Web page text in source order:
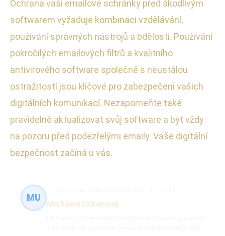
Ochrana vaší emailové schránky před škodlivým
softwarem vyžaduje kombinaci vzdělávání,
používání správných nástrojů a bdělosti. Používání
pokročilých emailových filtrů a kvalitního
antivirového software společně s neustálou
ostražitostí jsou klíčové pro zabezpečení vašich
digitálních komunikací. Nezapomeňte také
pravidelně aktualizovat svůj software a být vždy
na pozoru před podezřelými emaily. Vaše digitální
bezpečnost začíná u vás.
MU
Michaela Urbanová